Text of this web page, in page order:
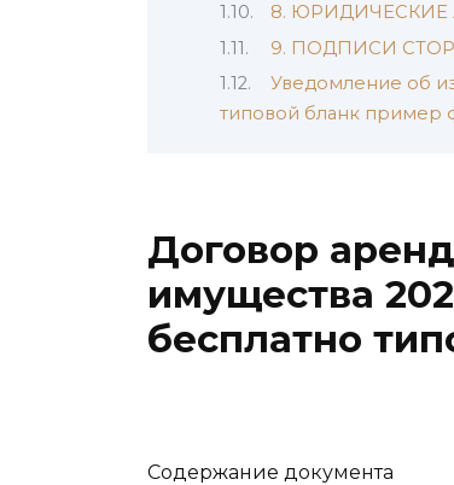
8. ЮРИДИЧЕСКИЕ
9. ПОДПИСИ
Уведомление об
типовой бланк пример
Договор
имущества
бесплатно
Содержание документа